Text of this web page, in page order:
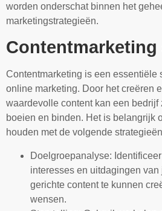
worden onderschat binnen het
marketingstrategieën.
Contentmarketing
Contentmarketing is een essentiële
online marketing. Door het creëren
waardevolle content kan een
boeien en binden. Het is belangrijk
houden met de volgende
Doelgroepanalyse:
interesses en uitdagingen
gerichte content te kunnen
wensen.